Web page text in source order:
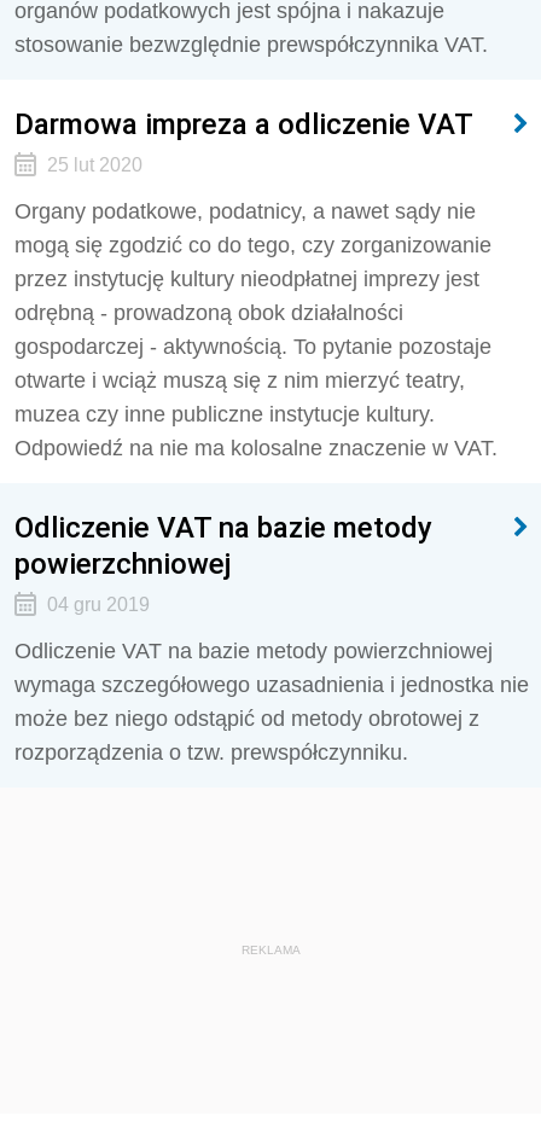
organów podatkowych jest spójna i nakazuje
stosowanie bezwzględnie prewspółczynnika VAT.
Darmowa impreza a odliczenie VAT
25 lut 2020
Organy podatkowe, podatnicy, a nawet sądy nie
mogą się zgodzić co do tego, czy zorganizowanie
przez instytucję kultury nieodpłatnej imprezy jest
odrębną - prowadzoną obok działalności
gospodarczej - aktywnością. To pytanie pozostaje
otwarte i wciąż muszą się z nim mierzyć teatry,
muzea czy inne publiczne instytucje kultury.
Odpowiedź na nie ma kolosalne znaczenie w VAT.
Odliczenie VAT na bazie metody
powierzchniowej
04 gru 2019
Odliczenie VAT na bazie metody powierzchniowej
wymaga szczegółowego uzasadnienia i jednostka nie
może bez niego odstąpić od metody obrotowej z
rozporządzenia o tzw. prewspółczynniku.
REKLAMA